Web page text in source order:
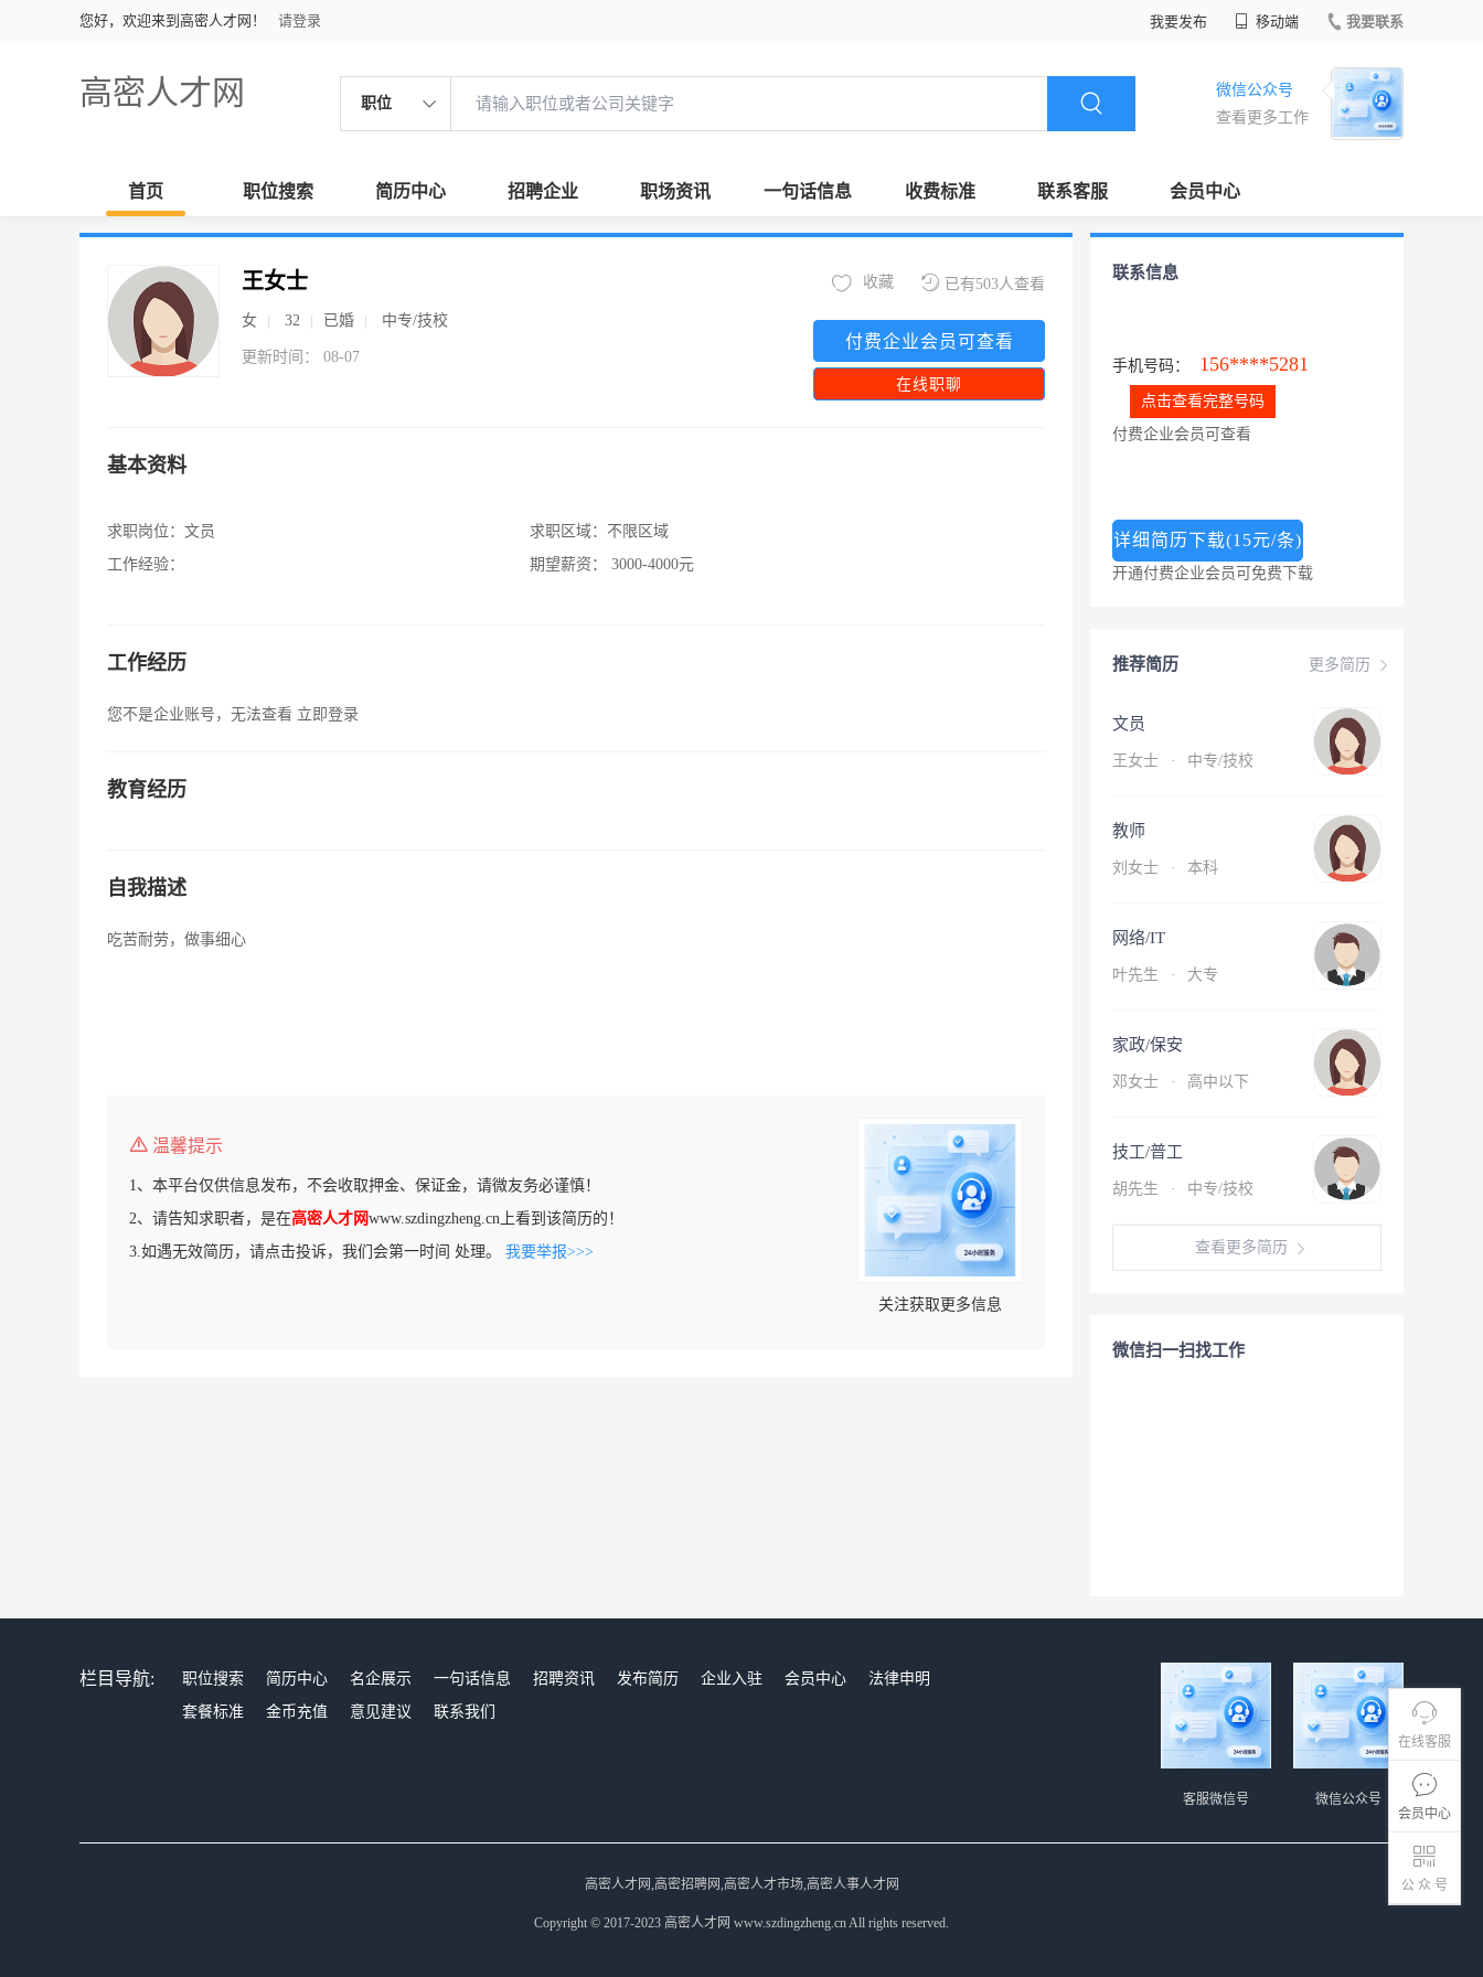
您好，欢迎来到高密人才网！ 请登录 我要发布 移动端 我要联系
高密人才网 职位
微信公众号
查看更多工作
首页 职位搜索 简历中心 招聘企业 职场资讯 一句话信息 收费标准 联系客服 会员中心
在线客服
会员中心
公 众 号
王女士
女 32 已婚 中专/技校
更新时间： 08-07
已有503人查看
收藏
付费企业会员可查看
在线职聊
基本资料
求职岗位： 文员
工作经验：
求职区域： 不限区域
期望薪资：
3000-4000元
工作经历
您不是企业账号，无法查看 立即登录
教育经历
自我描述
吃苦耐劳，做事细心
温馨提示
1、本平台仅供信息发布，不会收取押金、保证金，请微友务必谨慎！
2、请告知求职者，是在高密人才网www.szdingzheng.cn上看到该简历的！
3.如遇无效简历，请点击投诉，我们会第一时间 处理。 我要举报>>>
关注获取更多信息
联系信息
手机号码： 156****5281
点击查看完整号码
付费企业会员可查看
详细简历下载(15元/条)
开通付费企业会员可免费下载
更多简历
推荐简历
文员
王女士 · 中专/技校
教师
刘女士 · 本科
网络/IT
叶先生 · 大专
家政/保安
邓女士 · 高中以下
技工/普工
胡先生 · 中专/技校
查看更多简历
微信扫一扫找工作
栏目导航: 职位搜索 简历中心 名企展示 一句话信息 招聘资讯 发布简历 企业入驻 会员中心
法律申明
套餐标准
金币充值 意见建议 联系我们
微信公众号
客服微信号
高密人才网,高密招聘网,高密人才市场,高密人事人才网
Copyright © 2017-2023 高密人才网 www.szdingzheng.cn All rights reserved.